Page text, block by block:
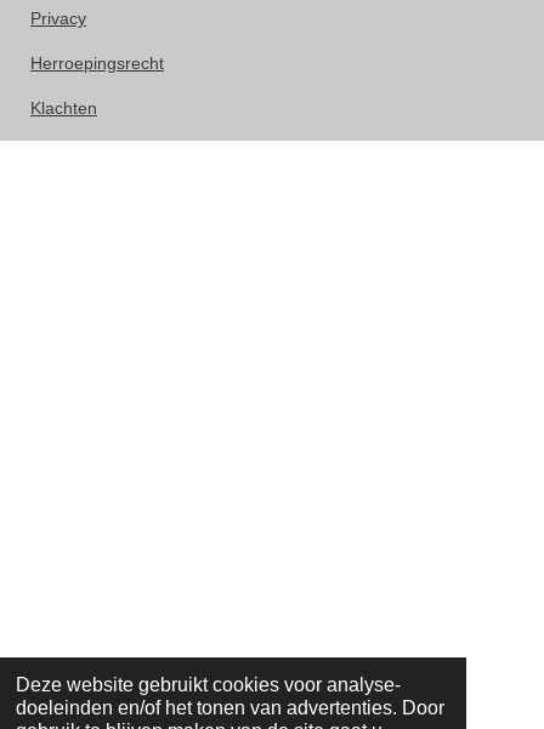
Deze website gebruikt cookies voor analyse-
doeleinden en/of het tonen van advertenties. Door
Privacy
Herroepingsrecht
Klachten